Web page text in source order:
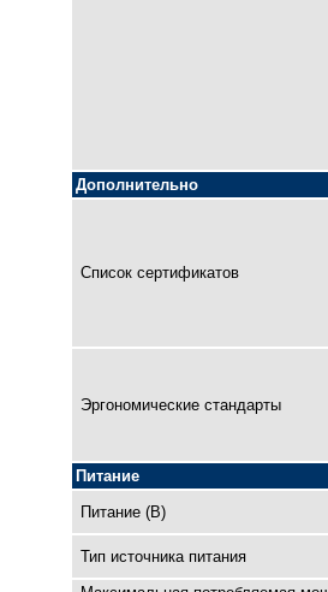
Дополнительно
Список сертификатов
Эргономические стандарты
Питание
Питание (В)
Тип источника питания